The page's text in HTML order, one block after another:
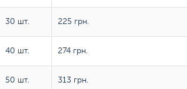
30 шт.
40 шт.
50 шт.
30 шт. 225 грн.
40 шт. 274 грн.
50 шт. 313 грн.